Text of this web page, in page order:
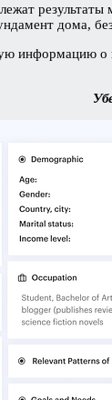
дома,
информацию о